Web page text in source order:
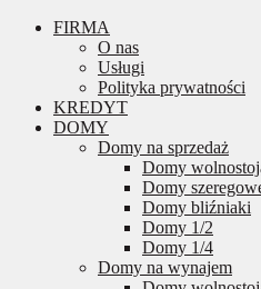
FIRMA
O nas
Usługi
Polityka prywatności
KREDYT
DOMY
Domy na sprzedaż
Domy
Domy
Domy bliźniaki
Domy 1/2
Domy 1/4
Domy na wynajem